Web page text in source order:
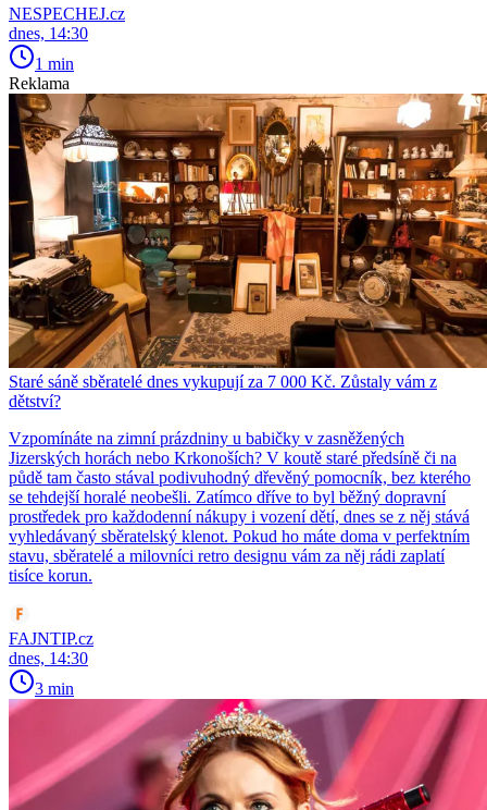
NESPECHEJ.cz
dnes, 14:30
1 min
Reklama
Staré sáně sběratelé dnes vykupují za 7 000 Kč. Zůstaly vám z
dětství?
Vzpomínáte na zimní prázdniny u babičky v zasněžených
Jizerských horách nebo Krkonoších? V koutě staré předsíně či na
půdě tam často stával podivuhodný dřevěný pomocník, bez kterého
se tehdejší horalé neobešli. Zatímco dříve to byl běžný dopravní
prostředek pro každodenní nákupy i vození dětí, dnes se z něj stává
vyhledávaný sběratelský klenot. Pokud ho máte doma v perfektním
stavu, sběratelé a milovníci retro designu vám za něj rádi zaplatí
tisíce korun.
FAJNTIP.cz
dnes, 14:30
3 min